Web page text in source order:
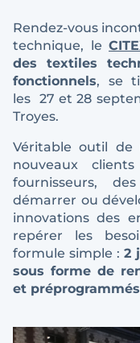
Rendez-vous
technique, le
des textiles
fonctionnels, se
les 27 et 28
Troyes.
Véritable outil de
nouveaux
fournisseurs,
démarrer ou
innovations des
repérer les
formule simple : 2
sous forme de
et préprogrammés